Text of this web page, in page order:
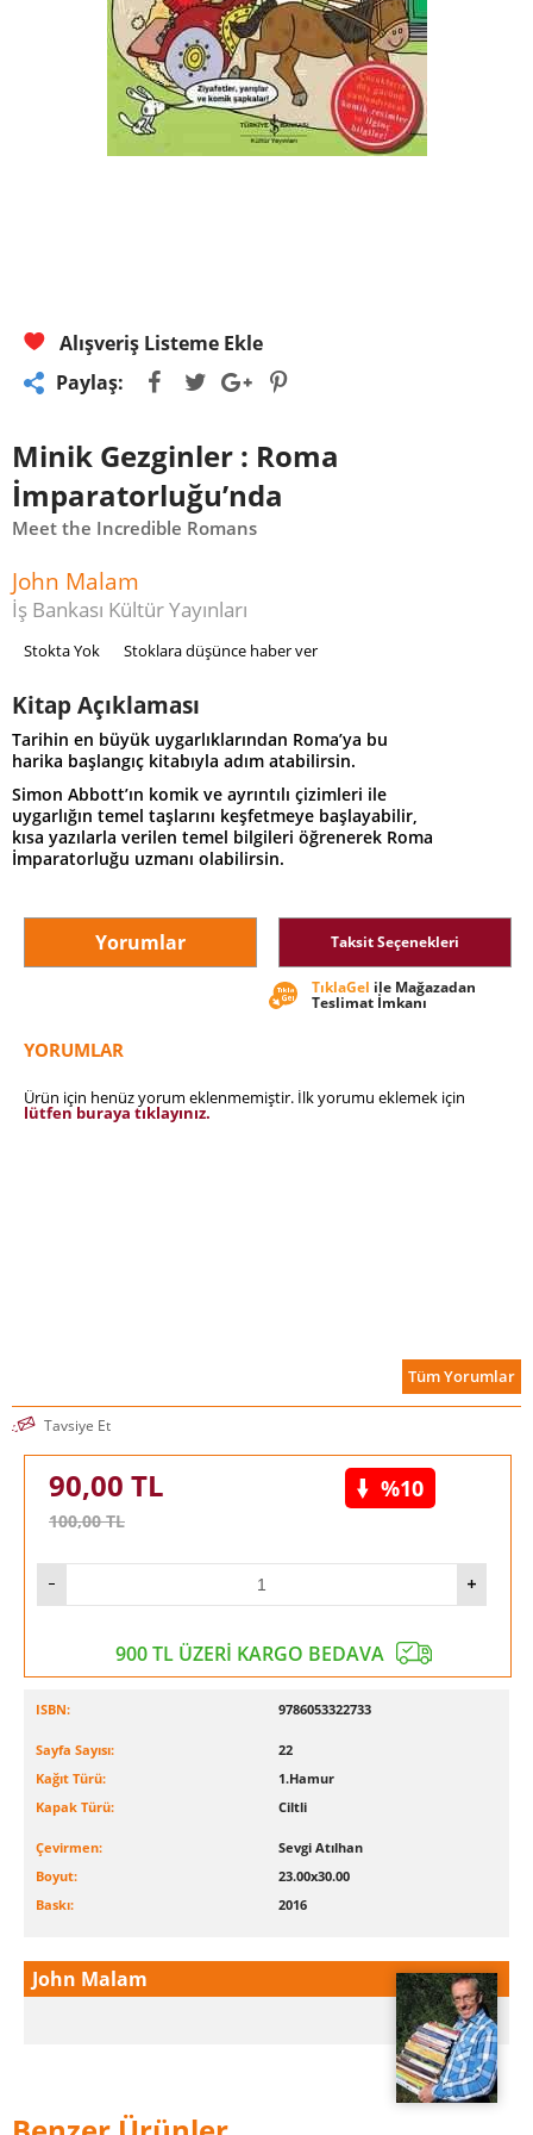
Alışveriş Listeme Ekle
Paylaş:
Minik Gezginler : Roma
İmparatorluğu’nda
Meet the Incredible Romans
John Malam
İş Bankası Kültür Yayınları
Stokta Yok Stoklara düşünce haber ver
Kitap Açıklaması
Tarihin en büyük uygarlıklarından Roma’ya bu
harika başlangıç kitabıyla adım atabilirsin.
Simon Abbott’ın komik ve ayrıntılı çizimleri ile
uygarlığın temel taşlarını keşfetmeye başlayabilir,
kısa yazılarla verilen temel bilgileri öğrenerek Roma
İmparatorluğu uzmanı olabilirsin.
Yorumlar Taksit Seçenekleri
TıklaGel ile Mağazadan
Teslimat İmkanı
YORUMLAR
Ürün için henüz yorum eklenmemiştir. İlk yorumu eklemek için
lütfen buraya tıklayınız.
Tüm Yorumlar
Tavsiye Et
90,00 TL
100,00TL
%10
900 TL ÜZERİ KARGO BEDAVA
ISBN: 9786053322733
Sayfa Sayısı:
22
Kağıt Türü:
1.Hamur
Kapak Türü:
Ciltli
Çevirmen:
Sevgi Atılhan
Boyut:
23.00x30.00
Baskı:
2016
John Malam